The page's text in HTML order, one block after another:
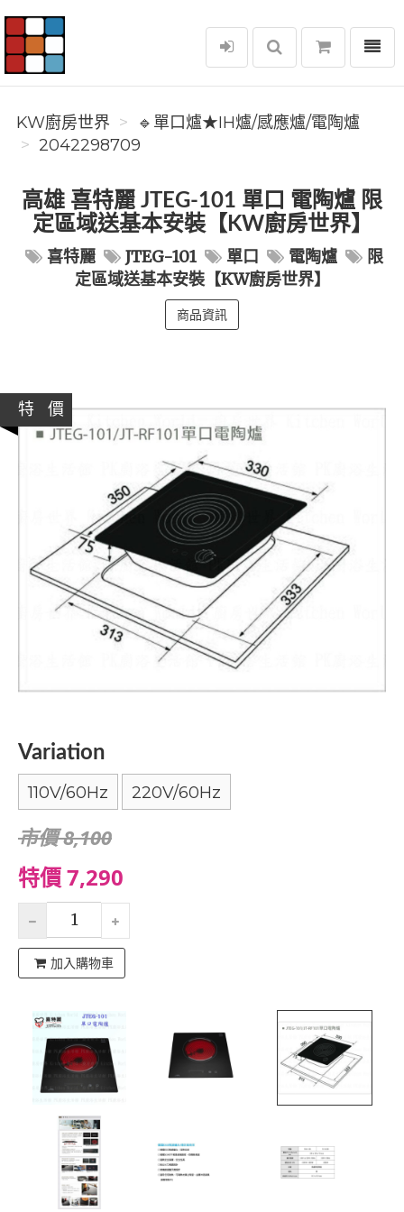
KW廚房世界
選單
KW廚房世界
🔹單口爐★IH爐/感應爐/電陶爐
2042298709
高雄 喜特麗 JTEG-101 單口 電陶爐 限
定區域送基本安裝【KW廚房世界】
喜特麗 JTEG-101 單口 電陶爐
限
定區域送基本安裝【KW廚房世界】
商品資訊
特 價
Variation
110V/60Hz 220V/60Hz
市價 8,100
特價 7,290
加入購物車